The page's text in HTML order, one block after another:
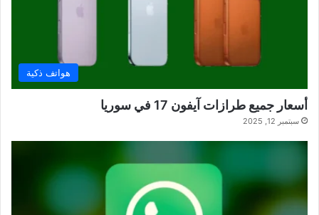
هواتف ذكية
أسعار جميع طرازات آيفون 17 في سوريا
سبتمبر 12, 2025